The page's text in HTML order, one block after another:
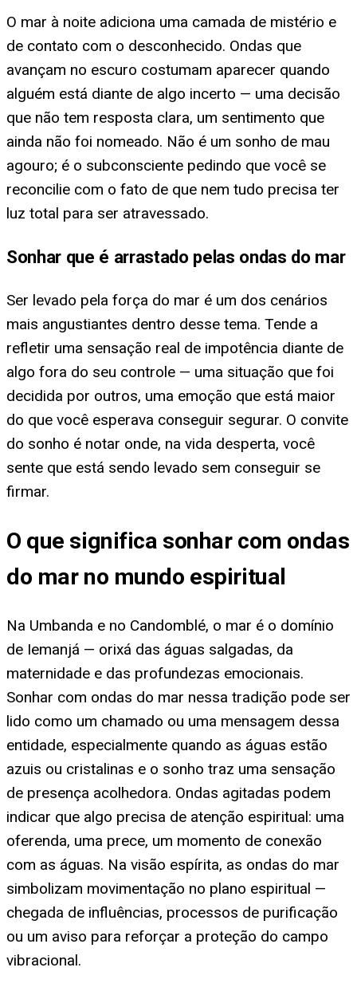
O mar à noite adiciona uma camada de mistério e
de contato com o desconhecido. Ondas que
avançam no escuro costumam aparecer quando
alguém está diante de algo incerto — uma decisão
que não tem resposta clara, um sentimento que
ainda não foi nomeado. Não é um sonho de mau
agouro; é o subconsciente pedindo que você se
reconcilie com o fato de que nem tudo precisa ter
luz total para ser atravessado.
Sonhar que é arrastado pelas ondas do mar
Ser levado pela força do mar é um dos cenários
mais angustiantes dentro desse tema. Tende a
refletir uma sensação real de impotência diante de
algo fora do seu controle — uma situação que foi
decidida por outros, uma emoção que está maior
do que você esperava conseguir segurar. O convite
do sonho é notar onde, na vida desperta, você
sente que está sendo levado sem conseguir se
firmar.
O que significa sonhar com ondas
do mar no mundo espiritual
Na Umbanda e no Candomblé, o mar é o domínio
de Iemanjá — orixá das águas salgadas, da
maternidade e das profundezas emocionais.
Sonhar com ondas do mar nessa tradição pode ser
lido como um chamado ou uma mensagem dessa
entidade, especialmente quando as águas estão
azuis ou cristalinas e o sonho traz uma sensação
de presença acolhedora. Ondas agitadas podem
indicar que algo precisa de atenção espiritual: uma
oferenda, uma prece, um momento de conexão
com as águas. Na visão espírita, as ondas do mar
simbolizam movimentação no plano espiritual —
chegada de influências, processos de purificação
ou um aviso para reforçar a proteção do campo
vibracional.